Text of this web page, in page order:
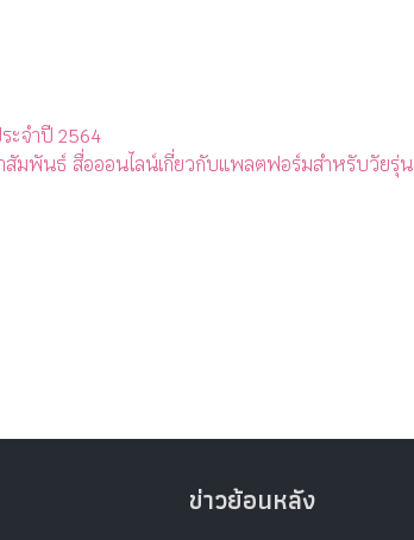
ะจำปี 2564
สัมพันธ์ สื่อออนไลน์เกี่ยวกับแพลตฟอร์มสำหรับวัยรุ่น
ข่าวย้อนหลัง